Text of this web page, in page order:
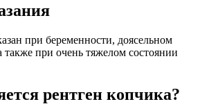
при беременности, доясельном
также при очень тяжелом состоянии
рентген копчика?